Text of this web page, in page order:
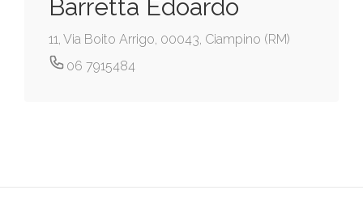
Barretta Edoardo
11, Via Boito Arrigo, 00043, Ciampino (RM)
06 7915484